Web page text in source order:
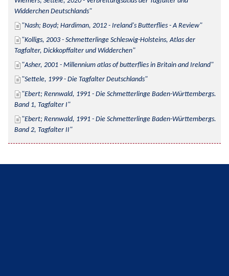
Widderchen Deutschlands
Nash; Boyd; Hardiman, 2012 - Ireland's Butterflies - A Review
Kolligs, 2003 - Schmetterlinge Schleswig-Holsteins, Atlas der
Tagfalter, Dickkopffalter und Widderchen
Asher, 2001 - Millennium atlas of butterflies in Britain and Ireland
Settele, 1999 - Die Tagfalter Deutschlands
Ebert; Rennwald, 1991 - Die Schmetterlinge Baden-Württembergs.
Band 1, Tagfalter I
Ebert; Rennwald, 1991 - Die Schmetterlinge Baden-Württembergs.
Band 2, Tagfalter II